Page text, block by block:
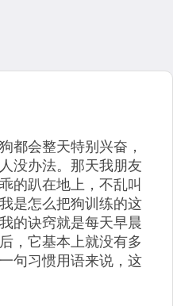
都会整天特别兴奋，
没办法。那天我朋友
的趴在地上，不乱叫
是怎么把狗训练的这
的诀窍就是每天早晨
，它基本上就没有多
句习惯用语来说，这